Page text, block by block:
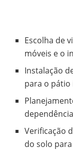
Escolha de
móveis e o
Instalação
para o
Verificação
do solo